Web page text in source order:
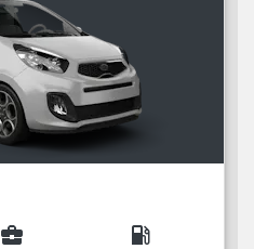
business_center local_gas_station